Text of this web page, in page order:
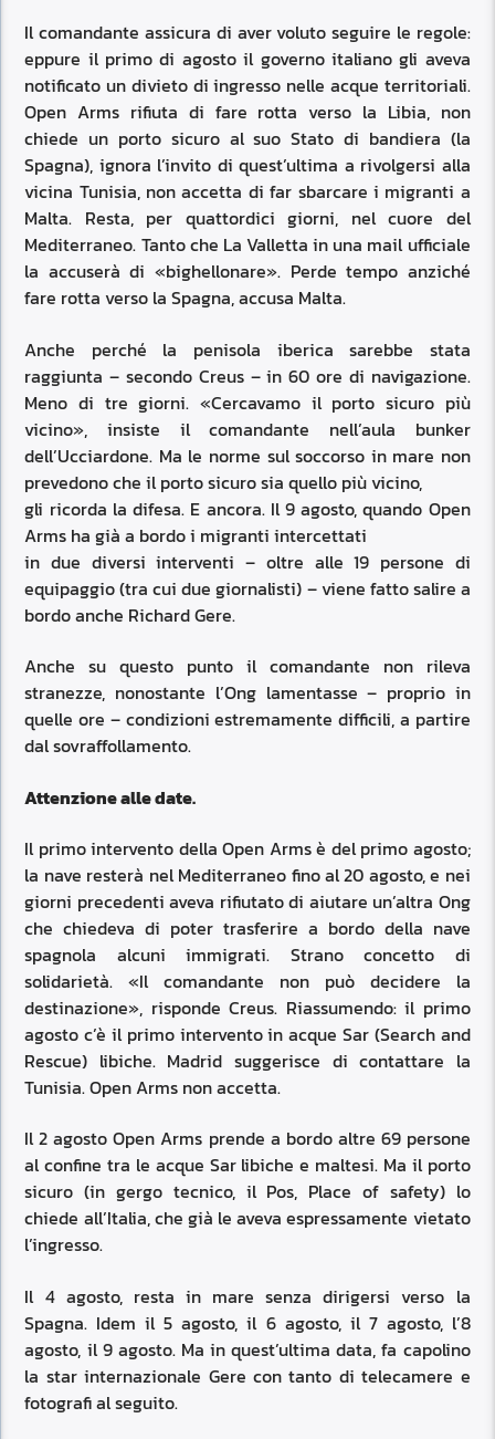
Il comandante assicura di aver voluto seguire le regole:
eppure il primo di agosto il governo italiano gli aveva
notificato un divieto di ingresso nelle acque territoriali.
Open Arms rifiuta di fare rotta verso la Libia, non
chiede un porto sicuro al suo Stato di bandiera (la
Spagna), ignora l’invito di quest’ultima a rivolgersi alla
vicina Tunisia, non accetta di far sbarcare i migranti a
Malta. Resta, per quattordici giorni, nel cuore del
Mediterraneo. Tanto che La Valletta in una mail ufficiale
la accuserà di «bighellonare». Perde tempo anziché
fare rotta verso la Spagna, accusa Malta.
Anche perché la penisola iberica sarebbe stata
raggiunta – secondo Creus – in 60 ore di navigazione.
Meno di tre giorni. «Cercavamo il porto sicuro più
vicino», insiste il comandante nell’aula bunker
dell’Ucciardone. Ma le norme sul soccorso in mare non
prevedono che il porto sicuro sia quello più vicino,
gli ricorda la difesa. E ancora. Il 9 agosto, quando Open
Arms ha già a bordo i migranti intercettati
in due diversi interventi – oltre alle 19 persone di
equipaggio (tra cui due giornalisti) – viene fatto salire a
bordo anche Richard Gere.
Anche su questo punto il comandante non rileva
stranezze, nonostante l’Ong lamentasse – proprio in
quelle ore – condizioni estremamente difficili, a partire
dal sovraffollamento.
Attenzione alle date.
Il primo intervento della Open Arms è del primo agosto;
la nave resterà nel Mediterraneo fino al 20 agosto, e nei
giorni precedenti aveva rifiutato di aiutare un’altra Ong
che chiedeva di poter trasferire a bordo della nave
spagnola alcuni immigrati. Strano concetto di
solidarietà. «Il comandante non può decidere la
destinazione», risponde Creus. Riassumendo: il primo
agosto c’è il primo intervento in acque Sar (Search and
Rescue) libiche. Madrid suggerisce di contattare la
Tunisia. Open Arms non accetta.
Il 2 agosto Open Arms prende a bordo altre 69 persone
al confine tra le acque Sar libiche e maltesi. Ma il porto
sicuro (in gergo tecnico, il Pos, Place of safety) lo
chiede all’Italia, che già le aveva espressamente vietato
l’ingresso.
Il 4 agosto, resta in mare senza dirigersi verso la
Spagna. Idem il 5 agosto, il 6 agosto, il 7 agosto, l’8
agosto, il 9 agosto. Ma in quest’ultima data, fa capolino
la star internazionale Gere con tanto di telecamere e
fotografi al seguito.